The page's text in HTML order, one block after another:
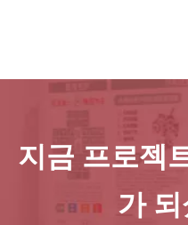
지금 프로젝
가